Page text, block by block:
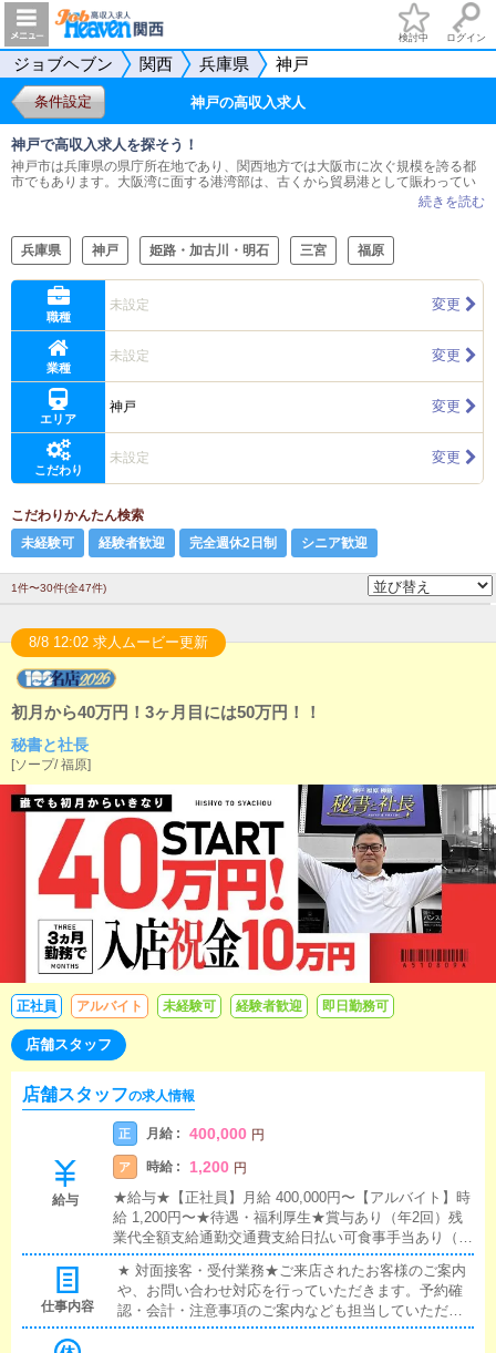
検討中 ログイン
ジョブヘブン 関西 兵庫県 神戸
条件設定 神戸の高収入求人
神戸で高収入求人を探そう！
神戸市は兵庫県の県庁所在地であり、関西地方では大阪市に次ぐ規模を誇る都
市でもあります。大阪湾に面する港湾部は、古くから貿易港として賑わってい
た歴史を持っており、神戸市内には中華街や西洋館が並ぶエリアなど、異国情
緒あふれるスポットが観光地として人気を博しています。 一方、JR三ノ宮駅周
けることが可能です。神戸市を中心に、関西各地に店舗を展開している大型グ
ループ店、長い歴史を持ち、多くの顧客を抱えている老舗などが見られるとい
しているお店や、送迎ドライバーの求人に力を入れているお店など、求められ
ている職種が多彩である点もポイントとして挙げられます。 ジョブヘブンは、
そのような神戸市で高収入求人を探す皆様をサポートします。当サイトではさ
まざまな条件を指定して求人を絞り込める検索機能を設けており、職種や待遇
の内容、給与の額などを指定することで、希望に合う求人をすみやかに見つけ
ることができます。また、各店のページでは詳細な求人情報に加えて、現役ス
タッフの「給与明細」をはじめとするコンテンツも揃えています。神戸市で仕
事をお探しの際は、ぜひお役立てください。
兵庫県 神戸 姫路・加古川・明石 三宮 福原
職種
未設定 変更
業種
未設定 変更
エリア
神戸 変更
こだわり
未設定 変更
こだわりかんたん検索
未経験可
経験者歓迎 完全週休2日制 シニア歓迎
1件〜30件(全47件)
8/8 12:02 求人ムービー更新
初月から40万円！3ヶ月目には50万円！！
秘書と社長
[ソープ/福原]
正社員 アルバイト 未経験可 経験者歓迎 即日勤務可
店舗スタッフ
店舗スタッフの求人情報
給与
正 月給 : 400,000 円
ア 時給 : 1,200 円
★給与★【正社員】月給 400,000円〜【アルバイト】時
給 1,200円〜★待遇・福利厚生★賞与あり（年2回）残
業代全額支給通勤交通費支給日払い可食事手当あり（現
物支給）昇給あり（能力・実績に応じ随時）制服支給
仕事内容
★ 対面接客・受付業務★ご来店されたお客様のご案内
や、お問い合わせ対応を行っていただきます。予約確
認・会計・注意事項のご案内なども担当していただき
ます。★ 清掃・備品管理★お客様およびキャストの方